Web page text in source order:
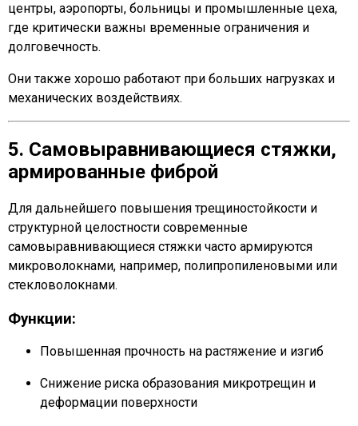
центры, аэропорты, больницы и промышленные цеха,
где критически важны временные ограничения и
долговечность.
Они также хорошо работают при больших нагрузках и
механических воздействиях.
5. Самовыравнивающиеся стяжки,
армированные фиброй
Для дальнейшего повышения трещиностойкости и
структурной целостности современные
самовыравнивающиеся стяжки часто армируются
микроволокнами, например, полипропиленовыми или
стекловолокнами.
Функции:
Повышенная прочность на растяжение и изгиб
Снижение риска образования микротрещин и
деформации поверхности